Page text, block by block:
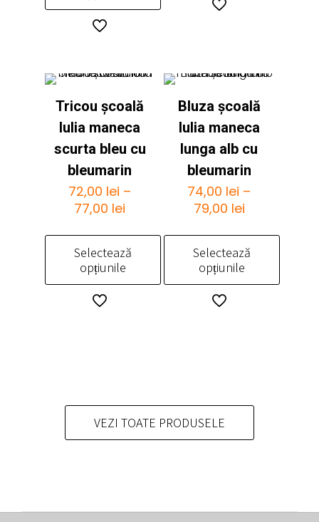
Acest
mai
variații.
Opțiunile
pot
alese
în
pagina
Opțiunile
alese
în
pagina
produsului.
Tricou școală
Iulia maneca
scurta bleu cu
bleumarin
72,00 lei –
77,00 lei
prețuri:
72,00 lei
până
Selectează
opțiunile
Acest
pot
Bluza școală
Iulia maneca
lunga alb cu
bleumarin
74,00 lei –
79,00 leiInterval
prețuri:
74,00 lei
până
Selectează
opțiunile
Acest
pot
VEZI TOATE PRODUSELE